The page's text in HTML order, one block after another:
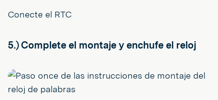
Conecte el RTC
5.) Complete el montaje y enchufe el reloj